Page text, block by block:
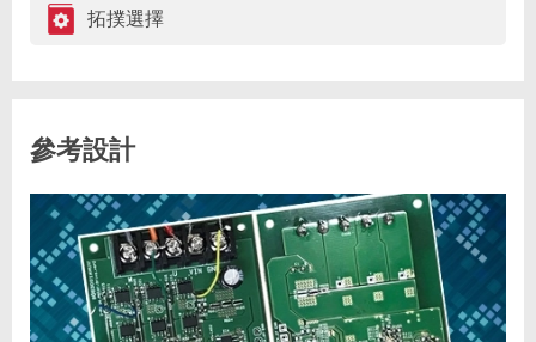
拓撲選擇
參考設計